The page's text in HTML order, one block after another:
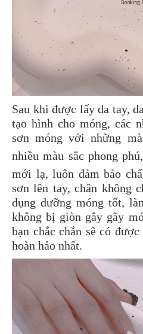
Sau khi được lấy da tay,
tạo hình cho móng, các
sơn móng với những
nhiều màu sắc phong
mới lạ, luôn đảm bảo
sơn lên tay, chân không
dụng dưỡng móng tốt,
không bị giòn gây gãy
bạn chắc chắn sẽ có
hoàn hảo nhất.